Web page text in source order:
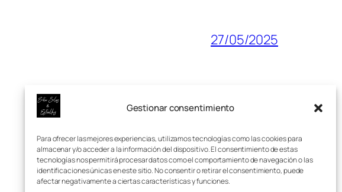
Gestionar consentimiento
Para ofrecer las mejores experiencias, utilizamos tecnologías como las cookies para
almacenar y/o acceder a la información del dispositivo. El consentimiento de estas
tecnologías nos permitirá procesar datos como el comportamiento de navegación o las
identificaciones únicas en este sitio. No consentir o retirar el consentimiento, puede
afectar negativamente a ciertas características y funciones.
27/05/2025
27/05/2025